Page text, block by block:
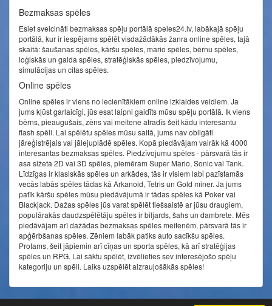
Bezmaksas spēles
Esiet sveicināti bezmaksas spēļu portālā speles24.lv, labākajā spēļu
portālā, kur ir iespējams spēlēt visdažādākās žanra online spēles, tajā
skaitā: šaušanas spēles, kāršu spēles, mario spēles, bērnu spēles,
loģiskās un galda spēles, stratēģiskās spēles, piedzīvojumu,
simulācijas un citas spēles.
Online spēles
Online spēles ir viens no iecienītākiem online izklaides veidiem. Ja
jums kļūst garlaicīgi, jūs esat laipni gaidīts mūsu spēļu portālā. Ik viens
bērns, pieaugušais, zēns vai meitene atradīs šeit kādu interesantu
flash spēli. Lai spēlētu spēles mūsu saitā, jums nav obligāti
jāreģistrējais vai jālejuplādē spēles. Kopā piedāvājam vairāk kā 4000
interesantas bezmaksas spēles. Piedzīvojumu spēles - pārsvarā tās ir
asa sižeta 2D vai 3D spēles, piemēram Super Mario, Sonic vai Tank.
Līdzīgas ir klasiskās spēles un arkādes, tās ir visiem labi pazīstamās
vecās labās spēles tādas kā Arkanoid, Tetris un Gold miner. Ja jums
patīk kāršu spēles mūsu piedāvājumā ir tādas spēles kā Poker vai
Blackjack. Dažas spēles jūs varat spēlēt tiešsaistē ar jūsu draugiem,
populārakās daudzspēlētāju spēles ir biljards, šahs un dambrete. Mēs
piedāvājam arī dažādas bezmaksas spēles meitenēm, pārsvarā tās ir
apģērbšanas spēles. Zēniem labāk patiks auto sacīkšu spēles.
Protams, šeit jāpiemin arī cīņas un sporta spēles, kā arī stratēģijas
spēles un RPG. Lai sāktu spēlēt, izvēlieties sev interesējošo spēļu
kategoriju un spēli. Laiks uzspēlēt aizraujošākās spēles!